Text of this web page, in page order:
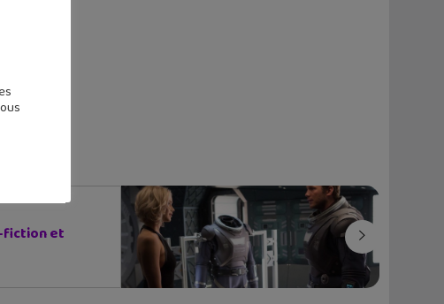
fiction et